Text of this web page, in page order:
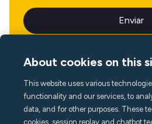
Idioma
About cookies on this
This website uses various
functionality and our services, to
data, and for other purposes. These
cookies, session replay and chatbot